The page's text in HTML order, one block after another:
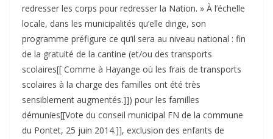
redresser les corps pour redresser la Nation. » À l’échelle
locale, dans les municipalités qu’elle dirige, son
programme préfigure ce qu’il sera au niveau national : fin
de la gratuité de la cantine (et/ou des transports
scolaires[[ Comme à Hayange où les frais de transports
scolaires à la charge des familles ont été très
sensiblement augmentés.]]) pour les familles
démunies[[Vote du conseil municipal FN de la commune
du Pontet, 25 juin 2014.]], exclusion des enfants de